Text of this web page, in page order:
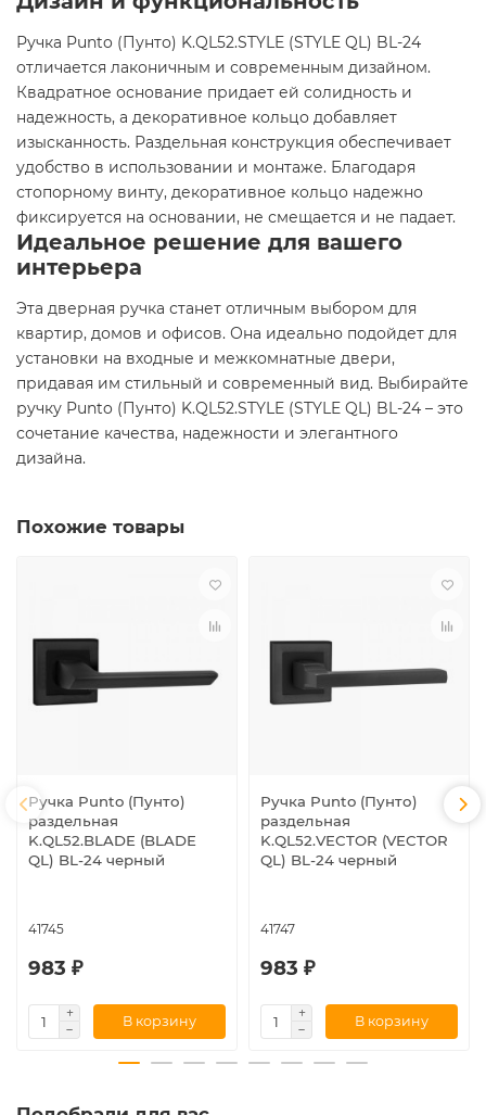
Ручка Punto (Пунто) K.QL52.STYLE (STYLE QL) BL-24
отличается лаконичным и современным дизайном.
Квадратное основание придает ей солидность и
надежность, а декоративное кольцо добавляет
изысканность. Раздельная конструкция обеспечивает
удобство в использовании и монтаже. Благодаря
стопорному винту, декоративное кольцо надежно
фиксируется на основании, не смещается и не падает.
Идеальное решение для вашего
интерьера
Эта дверная ручка станет отличным выбором для
квартир, домов и офисов. Она идеально подойдет для
установки на входные и межкомнатные двери,
придавая им стильный и современный вид. Выбирайте
ручку Punto (Пунто) K.QL52.STYLE (STYLE QL) BL-24 – это
сочетание качества, надежности и элегантного
дизайна.
Похожие товары
Ручка Punto (Пунто)
раздельная
K.QL52.BLADE (BLADE
QL) BL-24 черный
41745
983 ₽
В корзину
Ручка Punto (Пунто)
раздельная
K.QL52.VECTOR (VECTOR
QL) BL-24 черный
41747
983 ₽
В корзину